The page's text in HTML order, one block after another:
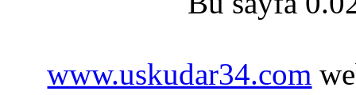
www.uskudar34.com